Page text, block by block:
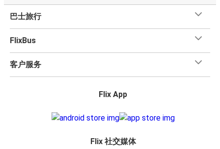
巴士旅行
FlixBus
客户服务
Flix App
Flix 社交媒体